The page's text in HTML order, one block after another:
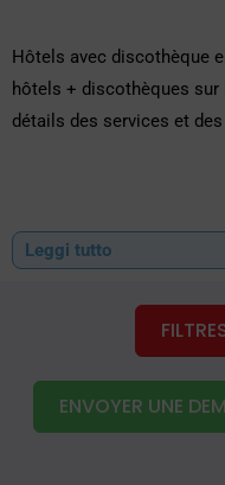
Hôtels avec discothèque
hôtels + discothèques sur
détails des services et
Leggi tutto
ENVOYER UNE